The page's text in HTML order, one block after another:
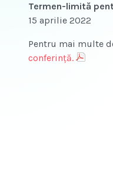
Termen-limită
15 aprilie 2022
Pentru mai multe
conferință.